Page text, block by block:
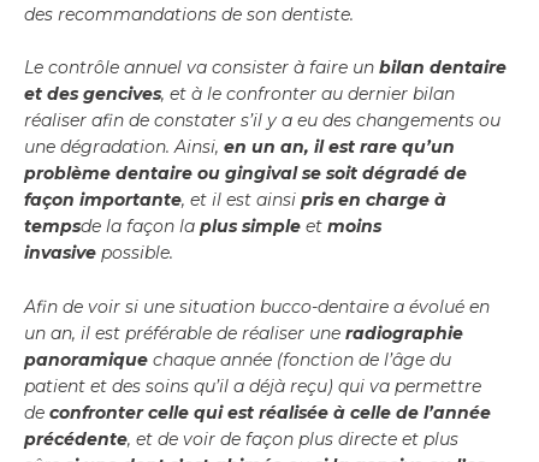
des recommandations de son dentiste.
Le contrôle annuel va consister à faire un bilan dentaire
et des gencives, et à le confronter au dernier bilan
réaliser afin de constater s’il y a eu des changements ou
une dégradation. Ainsi, en un an, il est rare qu’un
problème dentaire ou gingival se soit dégradé de
façon importante, et il est ainsi pris en charge à
tempsde la façon la plus simple et moins
invasive possible.
Afin de voir si une situation bucco-dentaire a évolué en
un an, il est préférable de réaliser une radiographie
panoramique chaque année (fonction de l’âge du
patient et des soins qu’il a déjà reçu) qui va permettre
de confronter celle qui est réalisée à celle de l’année
précédente, et de voir de façon plus directe et plus